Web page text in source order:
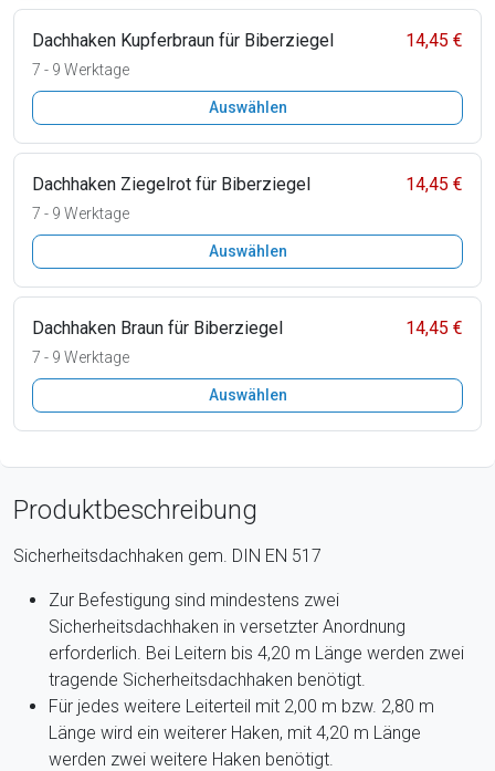
Dachhaken Kupferbraun für Biberziegel 14,45 €
7 - 9 Werktage
Auswählen
Dachhaken Ziegelrot für Biberziegel 14,45 €
7 - 9 Werktage
Auswählen
Dachhaken Braun für Biberziegel 14,45 €
7 - 9 Werktage
Auswählen
Produktbeschreibung
Sicherheitsdachhaken gem. DIN EN 517
Zur Befestigung sind mindestens zwei
Sicherheitsdachhaken in versetzter Anordnung
erforderlich. Bei Leitern bis 4,20 m Länge werden zwei
tragende Sicherheitsdachhaken benötigt.
Für jedes weitere Leiterteil mit 2,00 m bzw. 2,80 m
Länge wird ein weiterer Haken, mit 4,20 m Länge
werden zwei weitere Haken benötigt.